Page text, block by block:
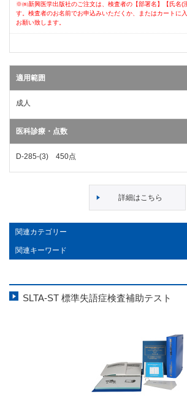
※㈱新興医学出版社のご注文は、検査者の【部署名】【氏名(
す。検査者のお名前でお申込みいただくか、またはカートに
お願い致します。
適用範囲
成人
医科診療・点数
D-285-(3) 450点
詳細はこちら
関連カテゴリー
関連キーワード
SLTA-ST 標準失語症検査補助テスト